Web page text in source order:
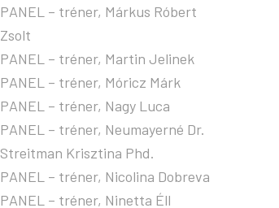
PANEL – tréner, Márkus Róbert
Zsolt
PANEL – tréner, Martin Jelinek
PANEL – tréner, Móricz Márk
PANEL – tréner, Nagy Luca
PANEL – tréner, Neumayerné Dr.
Streitman Krisztina Phd.
PANEL – tréner, Nicolina Dobreva
PANEL – tréner, Ninetta Éll